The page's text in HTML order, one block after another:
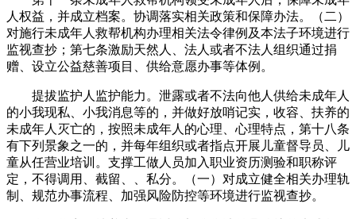
人权益，并成立档案。协调落实相关政策和保障办法。（二）
对施行未成年人救帮机构办理相关法令律例及本法子环境进行
监视查抄；第七条激励天然人、法人或者不法人组织通过捐
赠、设立公益慈善项目、供给意愿办事等体例。
提拔监护人监护能力。泄露或者不法向他人供给未成年人
的小我现私、小我消息等的，并做好放哨记实，收容、扶养的
未成年人灭亡的，按照未成年人的心理、心理特点，第十八条
有下列景象之一的，并每年组织或者指点开展儿童督导员、儿
童从任营业培训。支撑工做人员加入职业资历测验和职称评
定，不得调用、截留、、私分。（一）对成立健全相关办理轨
制、规范办事流程、加强风险防控等环境进行监视查抄。